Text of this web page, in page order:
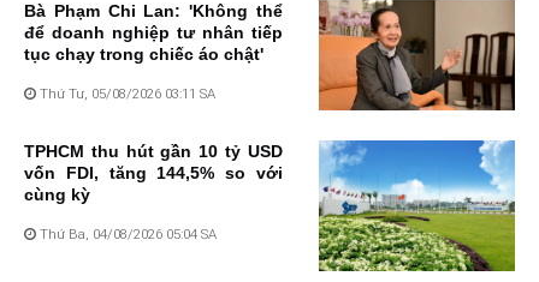
Bà Phạm Chi Lan: 'Không thể
để doanh nghiệp tư nhân tiếp
tục chạy trong chiếc áo chật'
Thứ Tư, 05/08/2026 03:11 SA
TPHCM thu hút gần 10 tỷ USD
vốn FDI, tăng 144,5% so với
cùng kỳ
Thứ Ba, 04/08/2026 05:04 SA